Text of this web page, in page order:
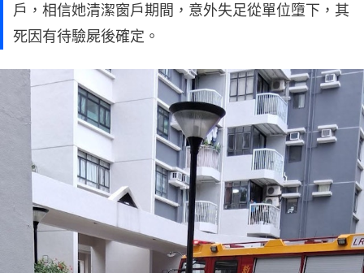
戶，相信她清潔窗戶期間，意外失足從單位墮下，其
死因有待驗屍後確定。